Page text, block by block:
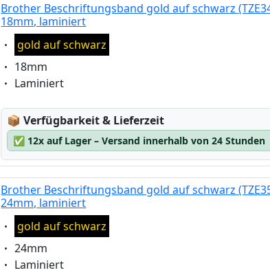
Brother Beschriftungsband gold auf schwarz
18mm, laminiert
Eigenschaft:
gold auf schwarz
Eigenschaft:
18mm
Eigenschaft:
Laminiert
📦Lagerstatus:
Verfügbarkeit & Lieferzeit
✅ 12x auf Lager – Versand innerhalb von 24 Stunden
Brother Beschriftungsband gold auf schwarz
24mm, laminiert
Eigenschaft:
gold auf schwarz
Eigenschaft:
24mm
Eigenschaft:
Laminiert